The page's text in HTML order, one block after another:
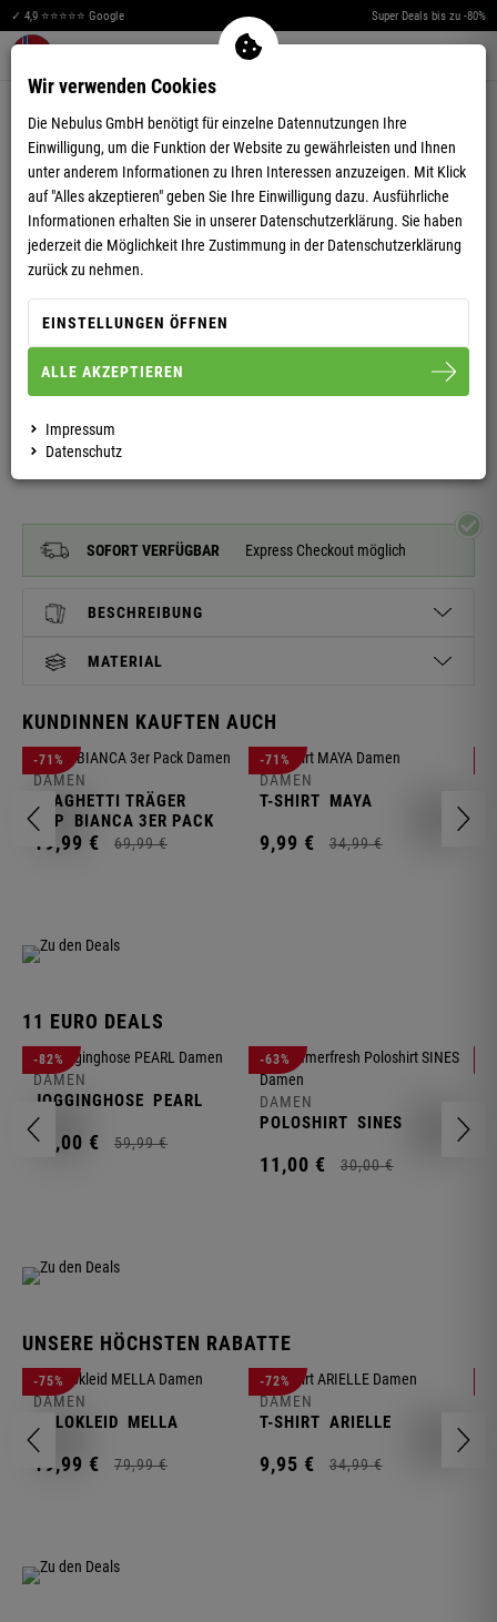
✓ 4,9 ⭐⭐⭐⭐⭐ Google Super Deals bis zu -80%
Warenkorb aufklappen
SNEAKER UNIQUE DAMEN
SOFORT VERFÜGBAR Express Checkout möglich
BESCHREIBUNG
MATERIAL
KUNDINNEN KAUFTEN AUCH
-71%
DAMEN
SPAGHETTI TRÄGER
TOP
BIANCA 3ER PACK
19,99 € 69,99 €
-71%
DAMEN
T-SHIRT MAYA
9,99 € 34,99 €
11 EURO DEALS
-82%
DAMEN
JOGGINGHOSE PEARL
11,00 € 59,99 €
-63%
DAMEN
POLOSHIRT SINES
11,00 € 30,00 €
UNSERE HÖCHSTEN RABATTE
-75%
DAMEN
POLOKLEID MELLA
19,99 € 79,99 €
-72%
DAMEN
T-SHIRT ARIELLE
9,95 € 34,99 €
Wir verwenden Cookies
Die Nebulus GmbH benötigt für einzelne Datennutzungen Ihre
Einwilligung, um die Funktion der Website zu gewährleisten und Ihnen
unter anderem Informationen zu Ihren Interessen anzuzeigen. Mit Klick
auf "Alles akzeptieren" geben Sie Ihre Einwilligung dazu. Ausführliche
Informationen erhalten Sie in unserer Datenschutzerklärung. Sie haben
jederzeit die Möglichkeit Ihre Zustimmung in der Datenschutzerklärung
zurück zu nehmen.
EINSTELLUNGEN ÖFFNEN
ALLE AKZEPTIEREN
Impressum
Datenschutz